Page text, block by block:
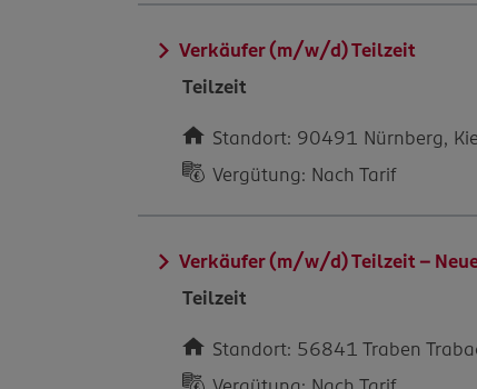
Verkäufer (m/w/d) Teilzeit
Teilzeit
Standort: 90491 Nürnberg,
Vergütung: Nach Tarif
Verkäufer (m/w/d) Teilzeit –
Teilzeit
Standort: 56841 Traben